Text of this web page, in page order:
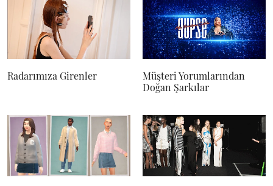
Radarımıza Girenler
Müşteri Yorumlarından
Doğan Şarkılar